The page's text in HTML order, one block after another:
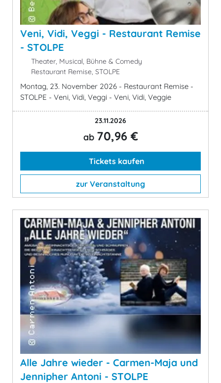
Veni, Vidi, Veggi - Restaurant Remise
- STOLPE
Theater, Musical, Bühne & Comedy
Restaurant Remise, STOLPE
Montag, 23. November 2026 - Restaurant Remise -
STOLPE - Veni, Vidi, Veggi - Veni, Vidi, Veggie
23.11.2026
ab 70,96 €
Tickets kaufen
zur Veranstaltung
Alle Jahre wieder - Carmen-Maja und
Jennipher Antoni - STOLPE